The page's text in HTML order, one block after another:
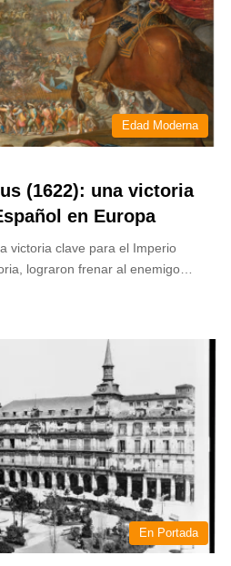
Edad Moderna
(1622): una victoria
en Europa
victoria clave para el Imperio
lograron frenar al enemigo…
En Portada